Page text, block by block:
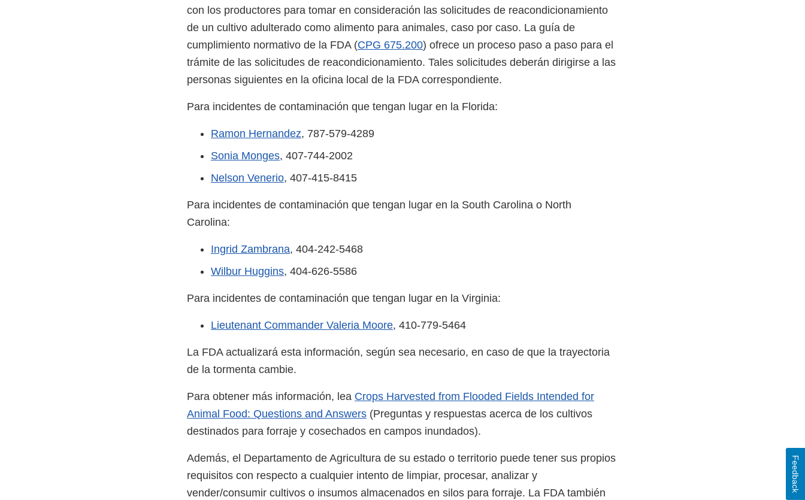
con los productores para tomar en consideración las solicitudes de reacondicionamiento
de un cultivo adulterado como alimento para animales, caso por caso. La guía de
cumplimiento normativo de la FDA (CPG 675.200) ofrece un proceso paso a paso para el
trámite de las solicitudes de reacondicionamiento. Tales solicitudes deberán dirigirse a las
personas siguientes en la oficina local de la FDA correspondiente.
Para incidentes de contaminación que tengan lugar en la Florida:
Ramon Hernandez, 787-579-4289
Sonia Monges, 407-744-2002
Nelson Venerio, 407-415-8415
Para incidentes de contaminación que tengan lugar en la South Carolina o North
Carolina:
Ingrid Zambrana, 404-242-5468
Wilbur Huggins, 404-626-5586
Para incidentes de contaminación que tengan lugar en la Virginia:
Lieutenant Commander Valeria Moore, 410-779-5464
La FDA actualizará esta información, según sea necesario, en caso de que la trayectoria
de la tormenta cambie.
Para obtener más información, lea Crops Harvested from Flooded Fields Intended for
Animal Food: Questions and Answers (Preguntas y respuestas acerca de los cultivos
destinados para forraje y cosechados en campos inundados).
Además, el Departamento de Agricultura de su estado o territorio puede tener sus propios
requisitos con respecto a cualquier intento de limpiar, procesar, analizar y
vender/consumir cultivos o insumos almacenados en silos para forraje. La FDA también
Feedback